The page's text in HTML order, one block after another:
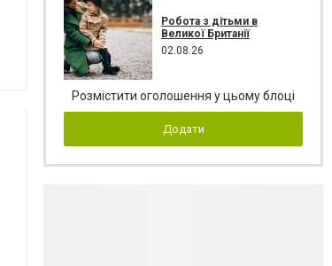
Робота з дітьми в
Великої Британії
02.08.26
Розмістити оголошення у цьому блоці
Додати